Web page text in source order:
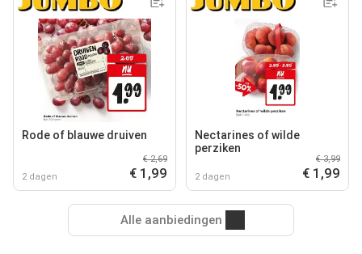
Rode of blauwe druiven
2 dagen
€ 2,69
€ 1,99
Nectarines of wilde
perziken
2 dagen
€ 3,99
€ 1,99
Alle aanbiedingen